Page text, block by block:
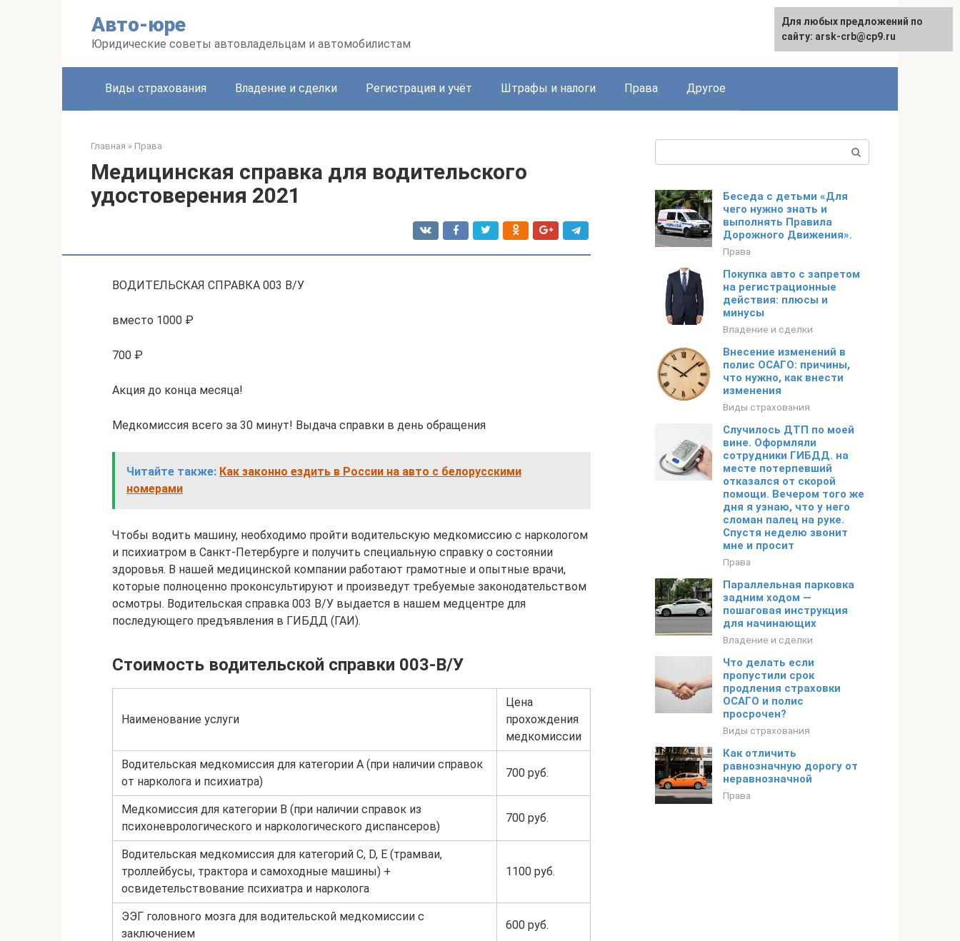
Авто-юре
Юридические советы автовладельцам и автомобилистам
Виды страхования Владение и сделки Регистрация и учёт Штрафы и налоги Права Другое
Главная » Права
Медицинская справка для водительского
удостоверения 2021
ВОДИТЕЛЬСКАЯ СПРАВКА 003 В/У
вместо 1000 ₽
700 ₽
Акция до конца месяца!
Медкомиссия всего за 30 минут! Выдача справки в день обращения
Читайте также: Как законно ездить в России на авто с белорусскими
номерами
Чтобы водить машину, необходимо пройти водительскую медкомиссию с наркологом
и психиатром в Санкт-Петербурге и получить специальную справку о состоянии
здоровья. В нашей медицинской компании работают грамотные и опытные врачи,
которые полноценно проконсультируют и произведут требуемые законодательством
осмотры. Водительская справка 003 В/У выдается в нашем медцентре для
последующего предъявления в ГИБДД (ГАИ).
Стоимость водительской справки 003-В/У
Наименование услуги
Цена
прохождения
медкомиссии
Водительская медкомиссия для категории А (при наличии справок
от нарколога и психиатра)
700 руб.
Медкомиссия для категории В (при наличии справок из
психоневрологического и наркологического диспансеров)
700 руб.
Водительская медкомиссия для категорий C, D, E (трамваи,
троллейбусы, трактора и самоходные машины) +
освидетельствование психиатра и нарколога
1100 руб.
ЭЭГ головного мозга для водительской медкомиссии с
заключением
600 руб.
Беседа с детьми «Для
чего нужно знать и
выполнять Правила
Дорожного Движения».
Права
Покупка авто с запретом
на регистрационные
действия: плюсы и
минусы
Владение и сделки
Внесение изменений в
полис ОСАГО: причины,
что нужно, как внести
изменения
Виды страхования
Случилось ДТП по моей
вине. Оформляли
сотрудники ГИБДД. на
месте потерпевший
отказался от скорой
помощи. Вечером того же
дня я узнаю, что у него
сломан палец на руке.
Спустя неделю звонит
мне и просит
Права
Параллельная парковка
задним ходом —
пошаговая инструкция
для начинающих
Владение и сделки
Что делать если
пропустили срок
продления страховки
ОСАГО и полис
просрочен?
Виды страхования
Как отличить
равнозначную дорогу от
неравнозначной
Права
Для любых предложений по
сайту: arsk-crb@cp9.ru